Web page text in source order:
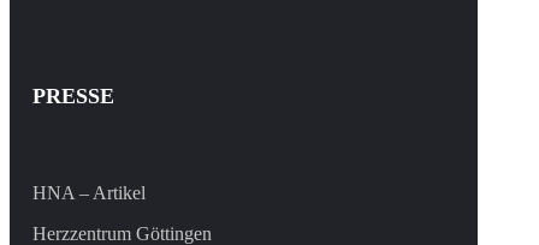
PRESSE
HNA – Artikel
Herzzentrum Göttingen